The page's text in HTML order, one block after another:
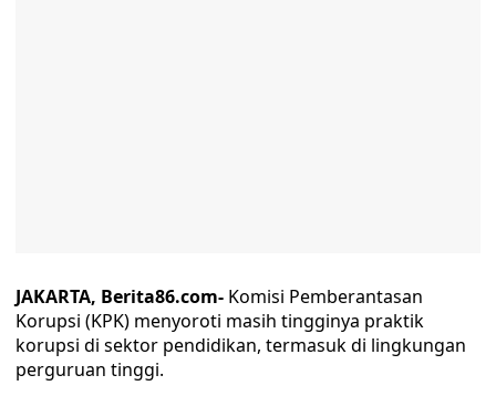
JAKARTA, Berita86.com- Komisi Pemberantasan
Korupsi (KPK) menyoroti masih tingginya praktik
korupsi di sektor pendidikan, termasuk di lingkungan
perguruan tinggi.